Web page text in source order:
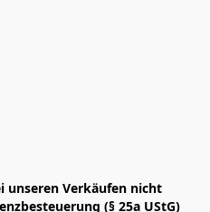
unseren Verkäufen nicht
(§ 25a UStG)